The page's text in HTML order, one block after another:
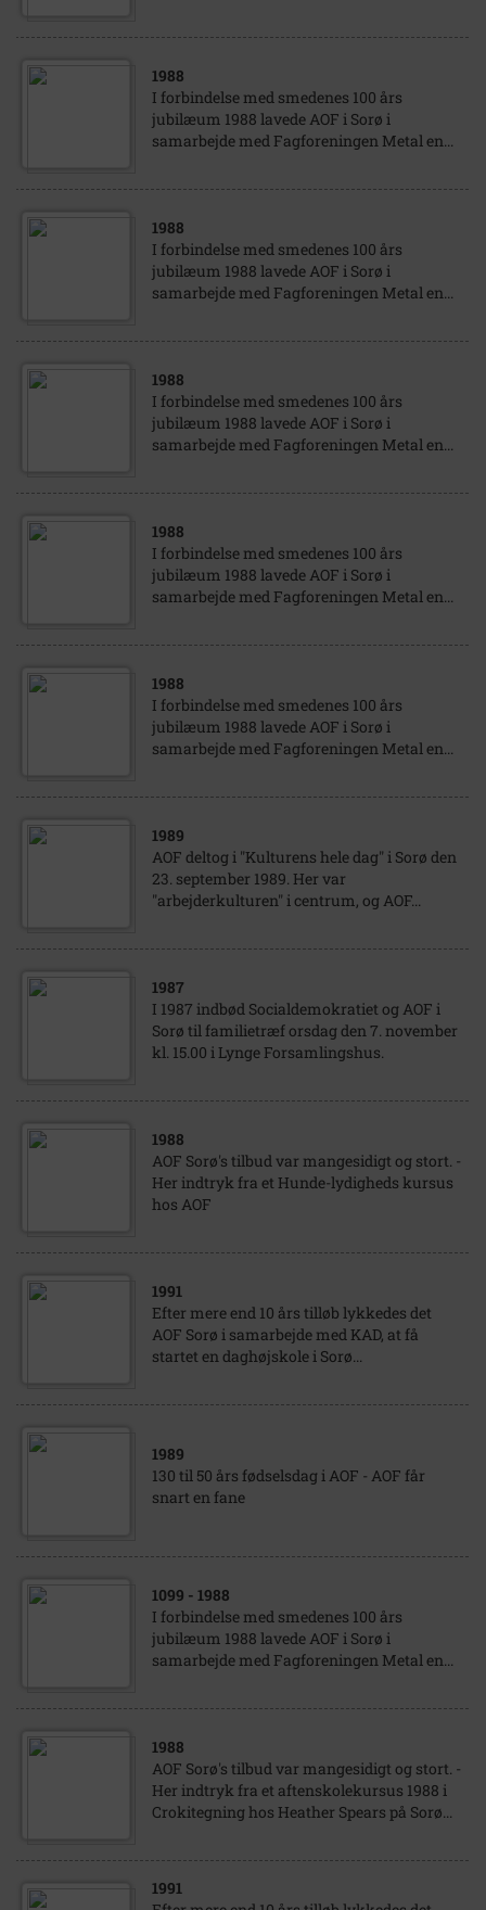
1988
I forbindelse med smedenes 100 års
jubilæum 1988 lavede AOF i Sorø i
samarbejde med Fagforeningen Metal en...
1988
I forbindelse med smedenes 100 års
jubilæum 1988 lavede AOF i Sorø i
samarbejde med Fagforeningen Metal en...
1988
I forbindelse med smedenes 100 års
jubilæum 1988 lavede AOF i Sorø i
samarbejde med Fagforeningen Metal en...
1988
I forbindelse med smedenes 100 års
jubilæum 1988 lavede AOF i Sorø i
samarbejde med Fagforeningen Metal en...
1988
I forbindelse med smedenes 100 års
jubilæum 1988 lavede AOF i Sorø i
samarbejde med Fagforeningen Metal en...
1989
AOF deltog i "Kulturens hele dag" i Sorø den
23. september 1989. Her var
"arbejderkulturen" i centrum, og AOF...
1987
I 1987 indbød Socialdemokratiet og AOF i
Sorø til familietræf orsdag den 7. november
kl. 15.00 i Lynge Forsamlingshus.
1988
AOF Sorø's tilbud var mangesidigt og stort. -
Her indtryk fra et Hunde-lydigheds kursus
hos AOF
1991
Efter mere end 10 års tilløb lykkedes det
AOF Sorø i samarbejde med KAD, at få
startet en daghøjskole i Sorø...
1989
130 til 50 års fødselsdag i AOF - AOF får
snart en fane
1099 - 1988
I forbindelse med smedenes 100 års
jubilæum 1988 lavede AOF i Sorø i
samarbejde med Fagforeningen Metal en...
1988
AOF Sorø's tilbud var mangesidigt og stort. -
Her indtryk fra et aftenskolekursus 1988 i
Crokitegning hos Heather Spears på Sorø...
1991